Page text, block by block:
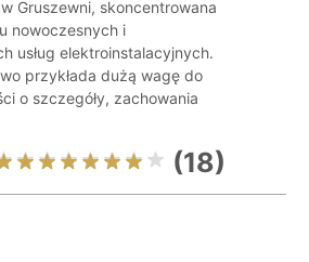
Gruszewni, skoncentrowana
nowoczesnych i
usług elektroinstalacyjnych.
przykłada dużą wagę do
o szczegóły, zachowania
(18)